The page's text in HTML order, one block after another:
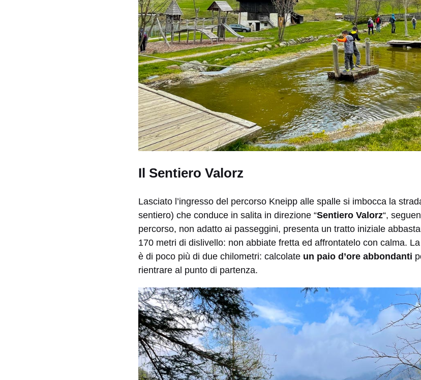
Il Sentiero Valorz
Lasciato l’ingresso del percorso Kneipp alle spalle si imbocca la
sentiero) che conduce in salita in direzione “Sentiero Valorz“,
percorso, non adatto ai passeggini, presenta un tratto iniziale
170 metri di dislivello: non abbiate fretta ed affrontatelo con calma.
è di poco più di due chilometri: calcolate un paio d’ore abbondanti
rientrare al punto di partenza.